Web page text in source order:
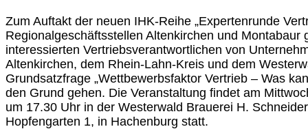
Zum Auftakt der neuen IHK-Reihe „Expertenrunde
Regionalgeschäftsstellen Altenkirchen und Montabaur
interessierten Vertriebsverantwortlichen von
Altenkirchen, dem Rhein-Lahn-Kreis und dem
Grundsatzfrage „Wettbewerbsfaktor Vertrieb – Was
den Grund gehen. Die Veranstaltung findet am
um 17.30 Uhr in der Westerwald Brauerei H.
Hopfengarten 1, in Hachenburg statt.